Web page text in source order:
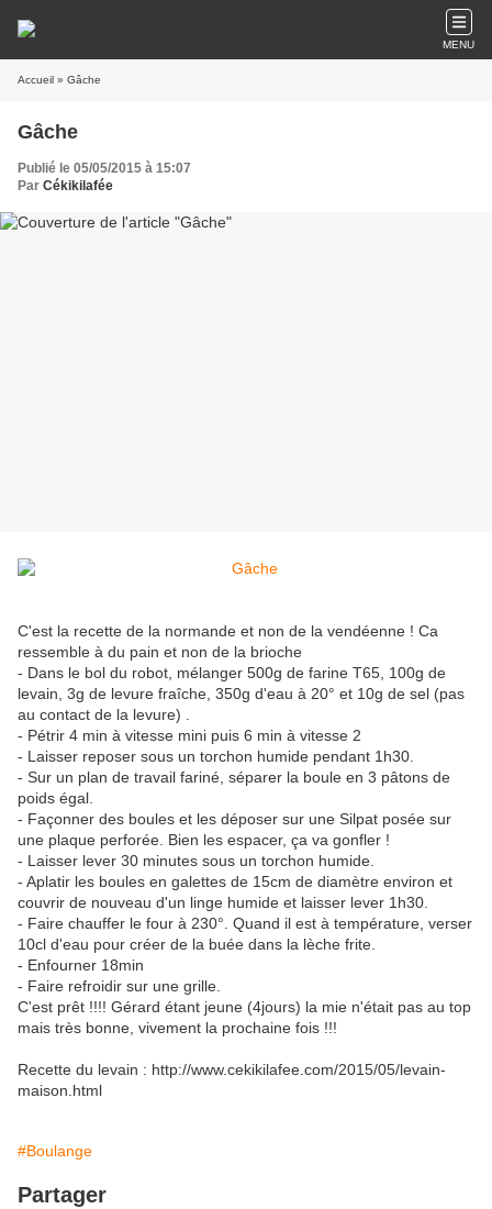
MENU
Accueil » Gâche
Gâche
Publié le 05/05/2015 à 15:07
Par Cékikilafée
C'est la recette de la normande et non de la vendéenne ! Ca
ressemble à du pain et non de la brioche
- Dans le bol du robot, mélanger 500g de farine T65, 100g de
levain, 3g de levure fraîche, 350g d'eau à 20° et 10g de sel (pas
au contact de la levure) .
- Pétrir 4 min à vitesse mini puis 6 min à vitesse 2
- Laisser reposer sous un torchon humide pendant 1h30.
- Sur un plan de travail fariné, séparer la boule en 3 pâtons de
poids égal.
- Façonner des boules et les déposer sur une Silpat posée sur
une plaque perforée. Bien les espacer, ça va gonfler !
- Laisser lever 30 minutes sous un torchon humide.
- Aplatir les boules en galettes de 15cm de diamètre environ et
couvrir de nouveau d'un linge humide et laisser lever 1h30.
- Faire chauffer le four à 230°. Quand il est à température, verser
10cl d'eau pour créer de la buée dans la lèche frite.
- Enfourner 18min
- Faire refroidir sur une grille.
C'est prêt !!!! Gérard étant jeune (4jours) la mie n'était pas au top
mais très bonne, vivement la prochaine fois !!!
Recette du levain : http://www.cekikilafee.com/2015/05/levain-
maison.html
#Boulange
Partager